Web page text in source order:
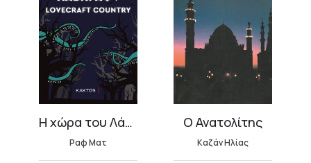
Η χώρα του Λάβκραφτ
Ραφ Ματ
Ο Ανατολίτης
Καζάν Ηλίας